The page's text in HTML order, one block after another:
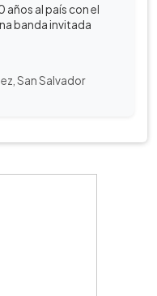
años al país con el
banda invitada
San Salvador